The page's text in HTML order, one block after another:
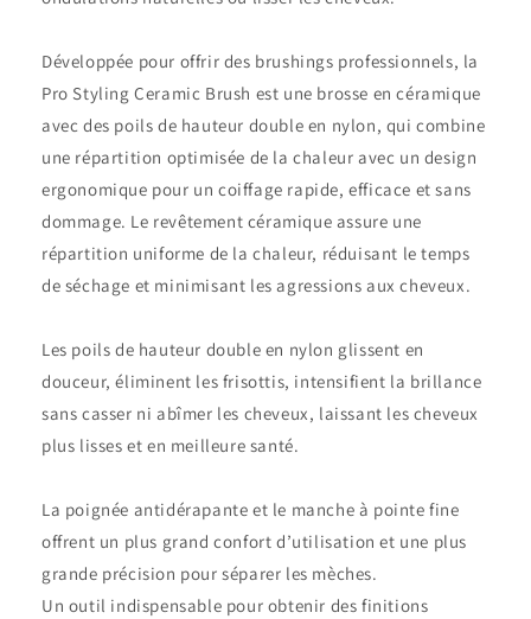
Développée pour offrir des brushings professionnels, la
Pro Styling Ceramic Brush est une brosse en céramique
avec des poils de hauteur double en nylon, qui combine
une répartition optimisée de la chaleur avec un design
ergonomique pour un coiffage rapide, efficace et sans
dommage. Le revêtement céramique assure une
répartition uniforme de la chaleur, réduisant le temps
de séchage et minimisant les agressions aux cheveux.
Les poils de hauteur double en nylon glissent en
douceur, éliminent les frisottis, intensifient la brillance
sans casser ni abîmer les cheveux, laissant les cheveux
plus lisses et en meilleure santé.
La poignée antidérapante et le manche à pointe fine
offrent un plus grand confort d’utilisation et une plus
grande précision pour séparer les mèches.
Un outil indispensable pour obtenir des finitions